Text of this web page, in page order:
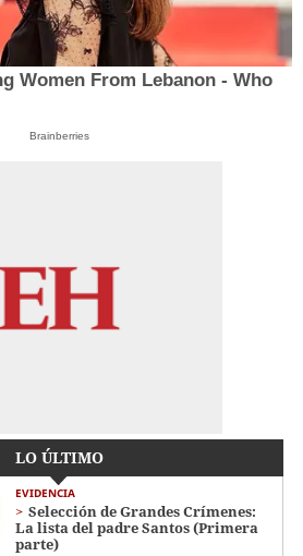
Women From Lebanon - Who
Brainberries
LO ÚLTIMO
EVIDENCIA
Selección de Grandes Crímenes:
La lista del padre Santos (Primera
parte)